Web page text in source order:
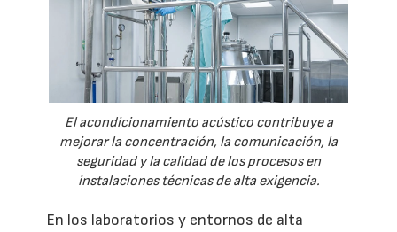
El acondicionamiento acústico contribuye a
mejorar la concentración, la comunicación, la
seguridad y la calidad de los procesos en
instalaciones técnicas de alta exigencia.
En los laboratorios y entornos de alta